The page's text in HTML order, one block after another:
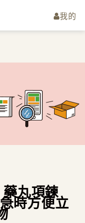
我的
藥丸項鍊
時方便立